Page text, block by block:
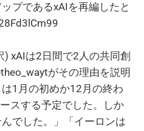
プであるxAIを再編したと
) xAIは2日間で2人の共同創
がその理由を説明
1月の初めか12月の終わ
スする予定でした。しか
でした。」「イーロンは